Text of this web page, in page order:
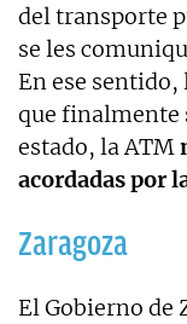
del transporte
se les
En ese sentido,
que finalmente
estado, la ATM
acordadas por
Zaragoza
El Gobierno de